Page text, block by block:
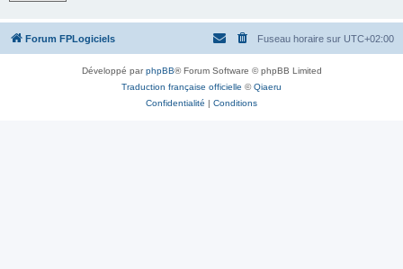
Forum FPLogiciels Fuseau horaire sur UTC+02:00
Développé parphpBB® Forum Software © phpBB Limited
Traduction française officielle ©Qiaeru
Confidentialité | Conditions